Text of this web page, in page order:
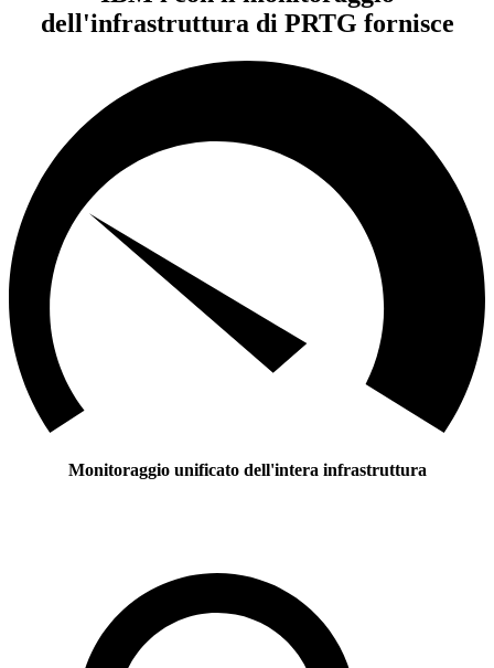
dell'infrastruttura di PRTG fornisce
Monitoraggio unificato dell'intera infrastruttura